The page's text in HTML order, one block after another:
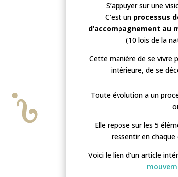
S’appuyer sur une
C’est un processus
d’accompagnement au
(10 lois de la
Cette manière de se vivre
intérieure, de se
Toute évolution a un
Elle repose sur les 5
ressentir en chaque
Voici le lien d’un article